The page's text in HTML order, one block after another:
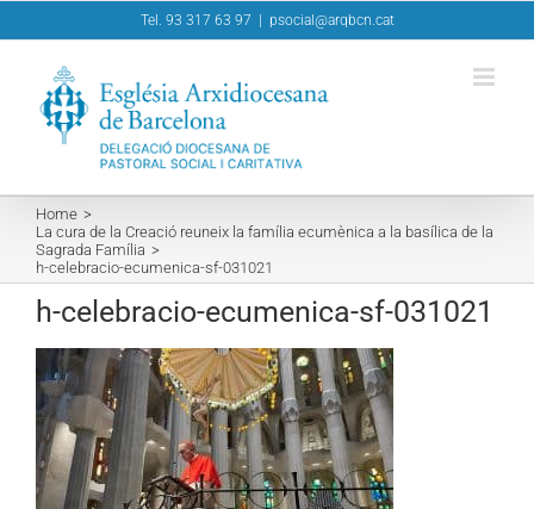
to
Tel. 93 317 63 97 psocial@arqbcn.cat
Home
La cura de la Creació reuneix la família ecumènica a la basílica de la
Sagrada Família
h-celebracio-ecumenica-sf-031021
h-celebracio-ecumenica-sf-031021